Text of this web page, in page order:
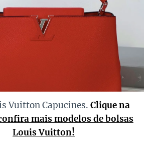
Vuitton Capucines. Clique na
mais modelos de bolsas
Louis Vuitton!